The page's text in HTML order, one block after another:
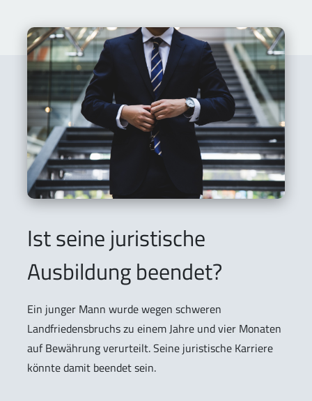
Ist seine juristische
Ausbildung beendet?
Ein junger Mann wurde wegen schweren
Landfriedensbruchs zu einem Jahre und vier Monaten
auf Bewährung verurteilt. Seine juristische Karriere
könnte damit beendet sein.